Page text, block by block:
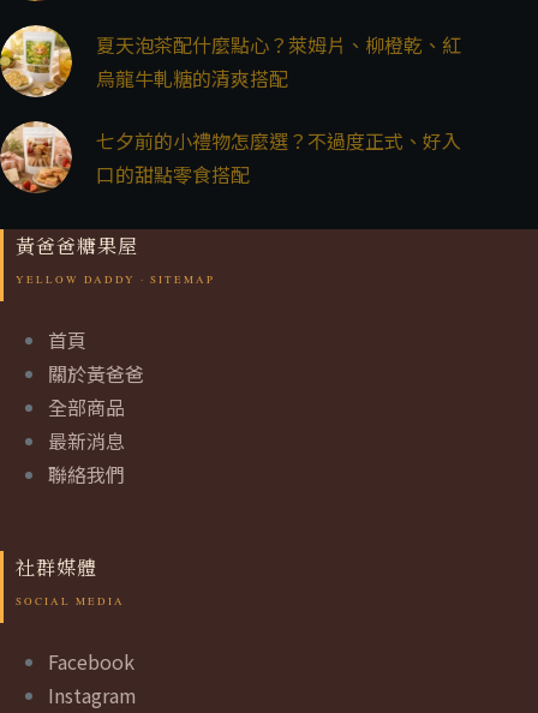
夏天泡茶配什麼點心？萊姆片、柳橙乾、紅
烏龍牛軋糖的清爽搭配
七夕前的小禮物怎麼選？不過度正式、好入
口的甜點零食搭配
黃爸爸糖果屋
首頁
關於黃爸爸
全部商品
最新消息
聯絡我們
社群媒體
Facebook
Instagram